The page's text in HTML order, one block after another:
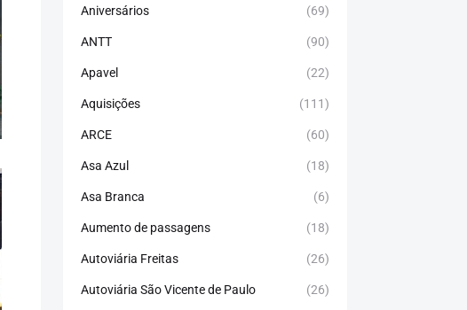
Aniversários (69)
ANTT (90)
Apavel (22)
Aquisições (111)
ARCE (60)
Asa Azul (18)
Asa Branca (6)
Aumento de passagens (18)
Autoviária Freitas (26)
Autoviária São Vicente de Paulo (26)